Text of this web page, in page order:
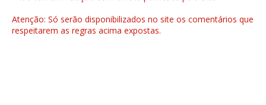
Atenção: Só serão disponibilizados no site os comentários que
respeitarem as regras acima expostas.